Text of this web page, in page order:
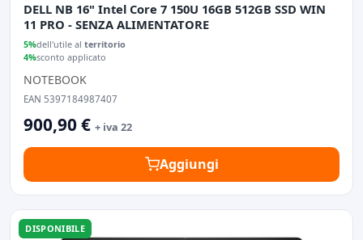
DELL NB 16" Intel Core 7 150U 16GB 512GB SSD WIN
11 PRO - SENZA ALIMENTATORE
5%dell'utile al territorio
4%sconto applicato
NOTEBOOK
EAN 5397184987407
900,90 € + iva 22
Aggiungi
DISPONIBILE